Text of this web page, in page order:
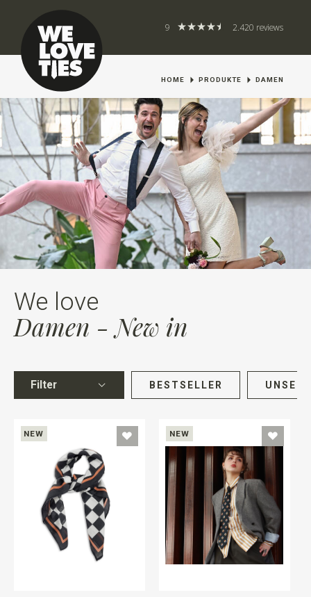
9 2.420 reviews
HOME PRODUKTE DAMEN
We love
Damen - New in
Filter BESTSELLER
NEW NEW